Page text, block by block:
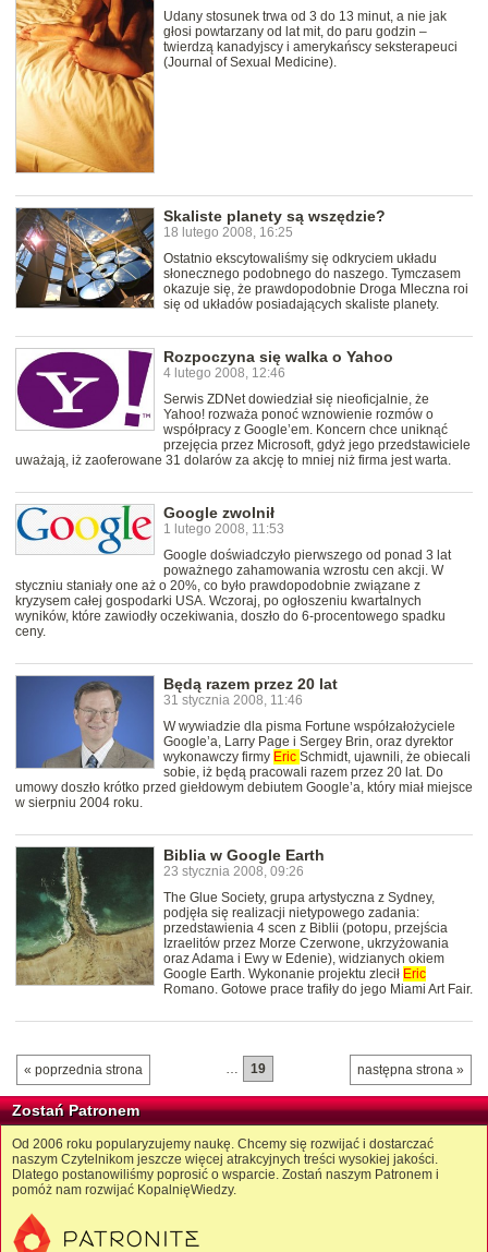
Udany stosunek trwa od 3 do 13 minut, a nie jak
głosi powtarzany od lat mit, do paru godzin –
twierdzą kanadyjscy i amerykańscy seksterapeuci
(Journal of Sexual Medicine).
Skaliste planety są wszędzie?
18 lutego 2008, 16:25
Ostatnio ekscytowaliśmy się odkryciem układu
słonecznego podobnego do naszego. Tymczasem
okazuje się, że prawdopodobnie Droga Mleczna roi
się od układów posiadających skaliste planety.
Rozpoczyna się walka o Yahoo
4 lutego 2008, 12:46
Serwis ZDNet dowiedział się nieoficjalnie, że
Yahoo! rozważa ponoć wznowienie rozmów o
współpracy z Google’em. Koncern chce uniknąć
przejęcia przez Microsoft, gdyż jego przedstawiciele
uważają, iż zaoferowane 31 dolarów za akcję to mniej niż firma jest warta.
Google zwolnił
1 lutego 2008, 11:53
Google doświadczyło pierwszego od ponad 3 lat
poważnego zahamowania wzrostu cen akcji. W
styczniu staniały one aż o 20%, co było prawdopodobnie związane z
kryzysem całej gospodarki USA. Wczoraj, po ogłoszeniu kwartalnych
wyników, które zawiodły oczekiwania, doszło do 6-procentowego spadku
ceny.
Będą razem przez 20 lat
31 stycznia 2008, 11:46
W wywiadzie dla pisma Fortune współzałożyciele
Google’a, Larry Page i Sergey Brin, oraz dyrektor
wykonawczy firmy Eric Schmidt, ujawnili, że obiecali
sobie, iż będą pracowali razem przez 20 lat. Do
umowy doszło krótko przed giełdowym debiutem Google’a, który miał miejsce
w sierpniu 2004 roku.
Biblia w Google Earth
23 stycznia 2008, 09:26
The Glue Society, grupa artystyczna z Sydney,
podjęła się realizacji nietypowego zadania:
przedstawienia 4 scen z Biblii (potopu, przejścia
Izraelitów przez Morze Czerwone, ukrzyżowania
oraz Adama i Ewy w Edenie), widzianych okiem
Google Earth. Wykonanie projektu zlecił Eric
Romano. Gotowe prace trafiły do jego Miami Art Fair.
« poprzednia strona następna strona »
… 19
Zostań Patronem
Od 2006 roku popularyzujemy naukę. Chcemy się rozwijać i dostarczać
naszym Czytelnikom jeszcze więcej atrakcyjnych treści wysokiej jakości.
Dlatego postanowiliśmy poprosić o wsparcie. Zostań naszym Patronem i
pomóż nam rozwijać KopalnięWiedzy.